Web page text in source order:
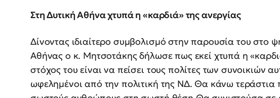
Στη Δυτική Αθήνα χτυπά η «καρδιά» της ανεργίας
Δίνοντας ιδιαίτερο συμβολισμό στην παρουσία του στο
Αθήνας ο κ. Μητσοτάκης δήλωσε πως εκεί χτυπά η
στόχος του είναι να πείσει τους πολίτες των συνοικιών
ωφελημένοι από την πολιτική της ΝΔ. Θα κάνω